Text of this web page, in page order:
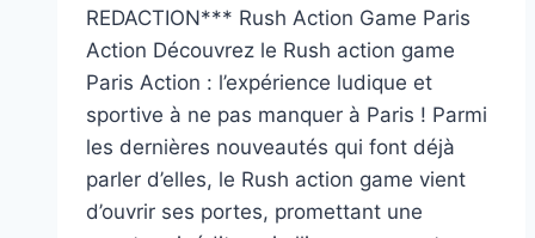
REDACTION*** Rush Action Game Paris
Action Découvrez le Rush action game
Paris Action : l’expérience ludique et
sportive à ne pas manquer à Paris ! Parmi
les dernières nouveautés qui font déjà
parler d’elles, le Rush action game vient
d’ouvrir ses portes, promettant une